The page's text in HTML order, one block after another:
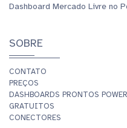
Dashboard Mercado Livre no
SOBRE
CONTATO
PREÇOS
DASHBOARDS PRONTOS
GRATUITOS
CONECTORES